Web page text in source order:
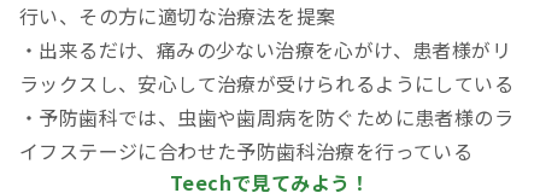
行い、その方に適切な治療法を提案
・出来るだけ、痛みの少ない治療を心がけ、患者様がリ
ラックスし、安心して治療が受けられるようにしている
・予防歯科では、虫歯や歯周病を防ぐために患者様のラ
イフステージに合わせた予防歯科治療を行っている
Teechで見てみよう！